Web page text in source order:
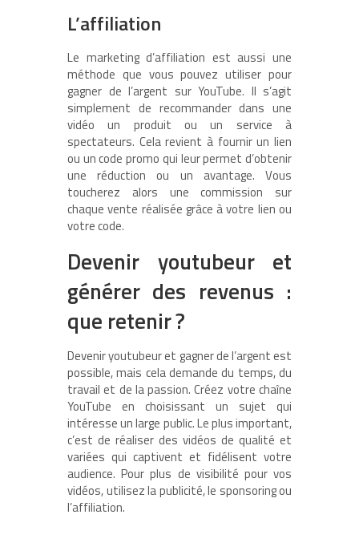
L’affiliation
Le marketing d’affiliation est aussi une
méthode que vous pouvez utiliser pour
gagner de l’argent sur YouTube. Il s’agit
simplement de recommander dans une
vidéo un produit ou un service à
spectateurs. Cela revient à fournir un lien
ou un code promo qui leur permet d’obtenir
une réduction ou un avantage. Vous
toucherez alors une commission sur
chaque vente réalisée grâce à votre lien ou
votre code.
Devenir youtubeur et
générer des revenus :
que retenir ?
Devenir youtubeur et gagner de l’argent est
possible, mais cela demande du temps, du
travail et de la passion. Créez votre chaîne
YouTube en choisissant un sujet qui
intéresse un large public. Le plus important,
c’est de réaliser des vidéos de qualité et
variées qui captivent et fidélisent votre
audience. Pour plus de visibilité pour vos
vidéos, utilisez la publicité, le sponsoring ou
l’affiliation.